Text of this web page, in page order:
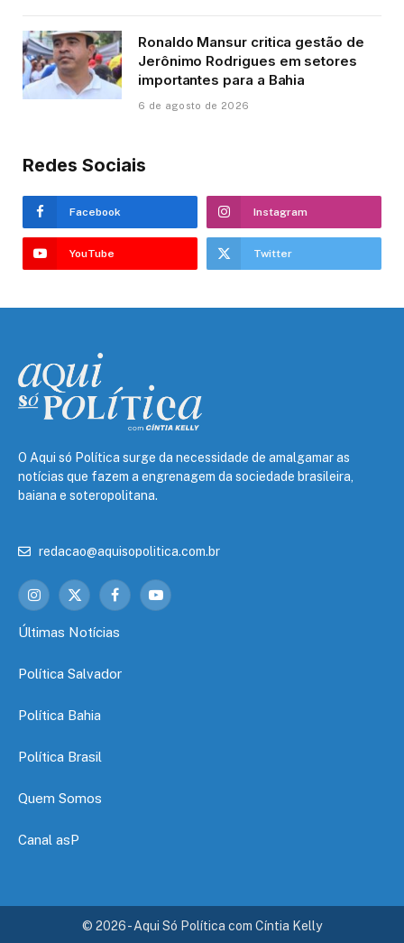
Ronaldo Mansur critica gestão de
Jerônimo Rodrigues em setores
importantes para a Bahia
6 de agosto de 2026
Redes Sociais
Facebook Instagram
YouTube Twitter
O Aqui só Política surge da necessidade de amalgamar as
notícias que fazem a engrenagem da sociedade brasileira,
baiana e soteropolitana.
redacao@aquisopolitica.com.br
Instagram
X
FacebookYouTube
Últimas Notícias
Política Salvador
Política Bahia
Política Brasil
Quem Somos
Canal asP
© 2026 - Aqui Só Política com Cíntia Kelly